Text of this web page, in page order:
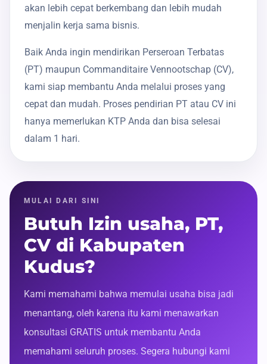
akan lebih cepat berkembang dan lebih mudah
menjalin kerja sama bisnis.
Baik Anda ingin mendirikan Perseroan Terbatas
(PT) maupun Commanditaire Vennootschap (CV),
kami siap membantu Anda melalui proses yang
cepat dan mudah. Proses pendirian PT atau CV ini
hanya memerlukan KTP Anda dan bisa selesai
dalam 1 hari.
MULAI DARI SINI
Butuh Izin usaha, PT,
CV di Kabupaten
Kudus?
Kami memahami bahwa memulai usaha bisa jadi
menantang, oleh karena itu kami menawarkan
konsultasi GRATIS untuk membantu Anda
memahami seluruh proses. Segera hubungi kami